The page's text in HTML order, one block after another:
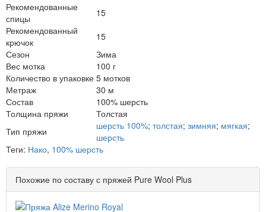
Рекомендованные
спицы
15
Рекомендованный
крючок
15
Сезон
Зима
Вес мотка
100 г
Количество в упаковке 5 мотков
Метраж
30 м
Состав
100% шерсть
Толщина пряжи
Толстая
Тип пряжи
шерсть 100%; толстая; зимняя; мягкая;
шерсть
Теги: Нако, 100% шерсть
Похожие по составу с пряжей Pure Wool Plus